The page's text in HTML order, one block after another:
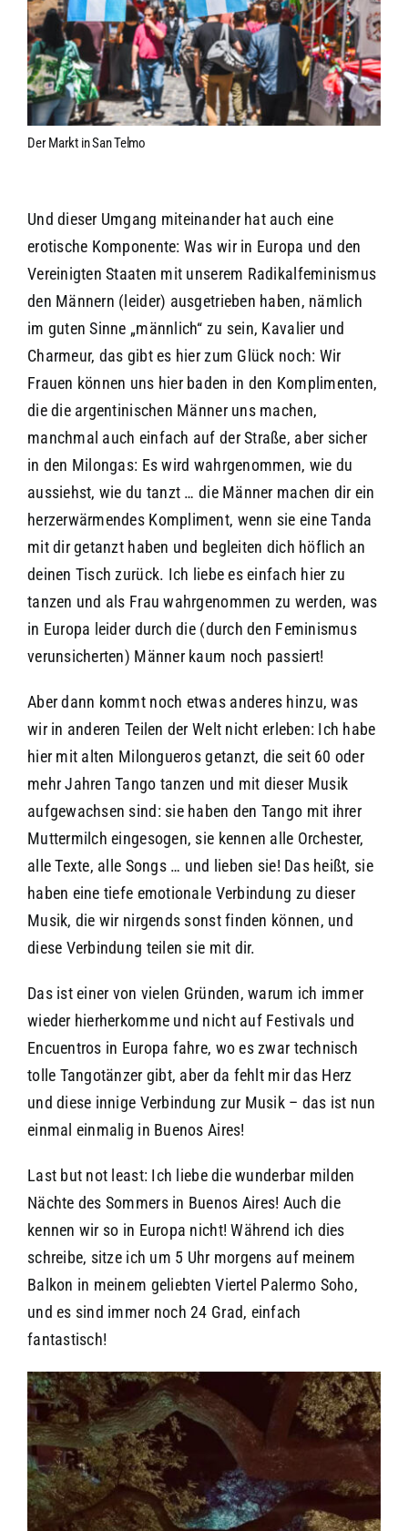
Der Markt in San Telmo
Und dieser Umgang miteinander hat auch eine
erotische Komponente: Was wir in Europa und den
Vereinigten Staaten mit unserem Radikalfeminismus
den Männern (leider) ausgetrieben haben, nämlich
im guten Sinne „männlich“ zu sein, Kavalier und
Charmeur, das gibt es hier zum Glück noch: Wir
Frauen können uns hier baden in den Komplimenten,
die die argentinischen Männer uns machen,
manchmal auch einfach auf der Straße, aber sicher
in den Milongas: Es wird wahrgenommen, wie du
aussiehst, wie du tanzt … die Männer machen dir ein
herzerwärmendes Kompliment, wenn sie eine Tanda
mit dir getanzt haben und begleiten dich höflich an
deinen Tisch zurück. Ich liebe es einfach hier zu
tanzen und als Frau wahrgenommen zu werden, was
in Europa leider durch die (durch den Feminismus
verunsicherten) Männer kaum noch passiert!
Aber dann kommt noch etwas anderes hinzu, was
wir in anderen Teilen der Welt nicht erleben: Ich habe
hier mit alten Milongueros getanzt, die seit 60 oder
mehr Jahren Tango tanzen und mit dieser Musik
aufgewachsen sind: sie haben den Tango mit ihrer
Muttermilch eingesogen, sie kennen alle Orchester,
alle Texte, alle Songs … und lieben sie! Das heißt, sie
haben eine tiefe emotionale Verbindung zu dieser
Musik, die wir nirgends sonst finden können, und
diese Verbindung teilen sie mit dir.
Das ist einer von vielen Gründen, warum ich immer
wieder hierherkomme und nicht auf Festivals und
Encuentros in Europa fahre, wo es zwar technisch
tolle Tangotänzer gibt, aber da fehlt mir das Herz
und diese innige Verbindung zur Musik – das ist nun
einmal einmalig in Buenos Aires!
Last but not least: Ich liebe die wunderbar milden
Nächte des Sommers in Buenos Aires! Auch die
kennen wir so in Europa nicht! Während ich dies
schreibe, sitze ich um 5 Uhr morgens auf meinem
Balkon in meinem geliebten Viertel Palermo Soho,
und es sind immer noch 24 Grad, einfach
fantastisch!